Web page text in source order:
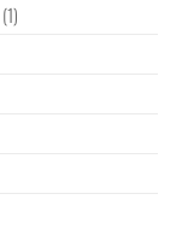
(1)